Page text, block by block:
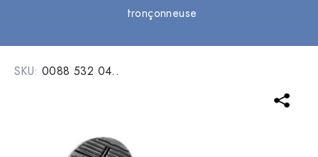
tronçonneuse
SKU: 0088 532 04..